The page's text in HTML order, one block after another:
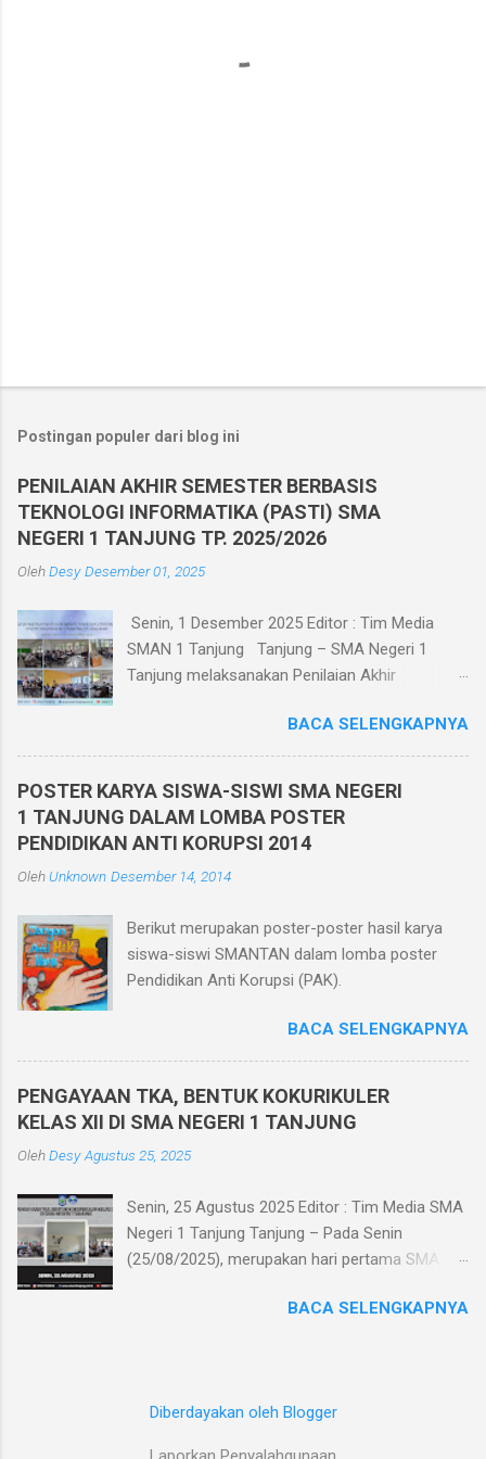
Postingan populer dari blog ini
PENILAIAN AKHIR SEMESTER BERBASIS
TEKNOLOGI INFORMATIKA (PASTI) SMA
NEGERI 1 TANJUNG TP. 2025/2026
OlehDesy Desember 01, 2025
Senin, 1 Desember 2025 Editor : Tim Media
SMAN 1 Tanjung Tanjung – SMA Negeri 1
Tanjung melaksanakan Penilaian Akhir
teknologi informatika pada tanggal 1 - 6
Desember 2025. Penilaian Akhir Semester
Berbasis Teknologi Informatika ini diikuti oleh
seluruh siswa kelas X, XI, dan XII di kelasnya
masing-masing yang berjumlah 30 ruang.
Teknologi Informatika ini dilaksanakan dalam
peserta ujian menggunakan HP. Dan bagi siswa
yang tidak memiliki HP sekolah memfasilitasi
dengan menggunakan komputer di ruang
Penilaian Akhir Semester berbasis teknologi
informatika memiliki beberapa keunggulan
diantaranya efisiensi biaya karena menghemat
kertas, tidak perlu mencetak/menggandakan
dikarenakan soal diacak saat ujian, me...
BACA SELENGKAPNYA
POSTER KARYA SISWA-SISWI SMA NEGERI
1 TANJUNG DALAM LOMBA POSTER
PENDIDIKAN ANTI KORUPSI 2014
OlehUnknown Desember 14, 2014
Berikut merupakan poster-poster hasil karya
siswa-siswi SMANTAN dalam lomba poster
Pendidikan Anti Korupsi (PAK).
BACA SELENGKAPNYA
PENGAYAAN TKA, BENTUK KOKURIKULER
KELAS XII DI SMA NEGERI 1 TANJUNG
OlehDesy Agustus 25, 2025
Senin, 25 Agustus 2025 Editor : Tim Media SMA
Negeri 1 Tanjung Tanjung – Pada Senin
(25/08/2025), merupakan hari pertama SMA
pengayaan Tes Kemampuan Akademik (TKA)
dilaksanakan sebagai persiapan TKA dan
BACA SELENGKAPNYA
Diberdayakan oleh Blogger